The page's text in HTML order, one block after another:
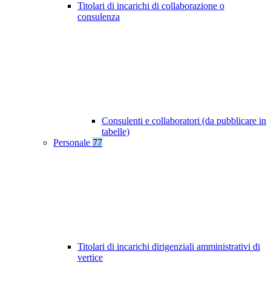
Titolari di incarichi di collaborazione o
consulenza
Consulenti e collaboratori (da pubblicare in
tabelle)
Personale 77
Titolari di incarichi dirigenziali amministrativi di
vertice